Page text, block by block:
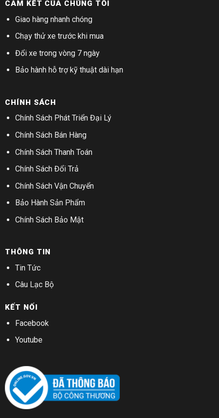
CAM KẾT CỦA CHÚNG TÔI
Giao hàng nhanh chóng
Chạy thử xe trước khi mua
Đổi xe trong vòng 7 ngày
Bảo hành hỗ trợ kỹ thuật dài hạn
CHÍNH SÁCH
Chính Sách Phát Triển Đại Lý
Chính Sách Bán Hàng
Chính Sách Thanh Toán
Chính Sách Đổi Trả
Chính Sách Vận Chuyển
Bảo Hành Sản Phẩm
Chính Sách Bảo Mật
THÔNG TIN
Tin Tức
Câu Lạc Bộ
KẾT NỐI
Facebook
Youtube